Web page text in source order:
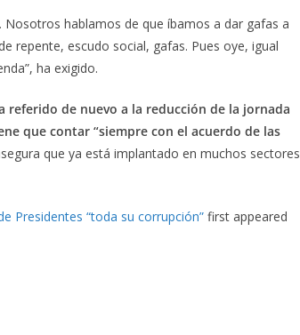
hablamos de que íbamos a dar gafas a
repente, escudo social, gafas. Pues oye, igual
ha exigido.
referido de nuevo a la reducción de la jornada
que contar “siempre con el acuerdo de las
que ya está implantado en muchos sectores
Presidentes “toda su corrupción” first appeared